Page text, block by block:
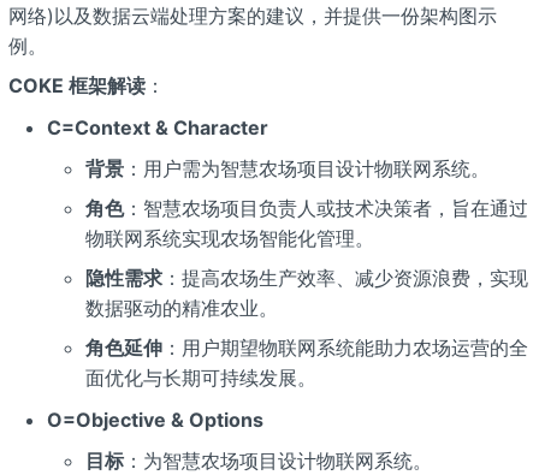
网络)以及数据云端处理方案的建议，并提供一份架构图示
例。
COKE 框架解读：
C=Context & Character
背景：用户需为智慧农场项目设计物联网系统。
角色：智慧农场项目负责人或技术决策者，旨在通过
物联网系统实现农场智能化管理。
隐性需求：提高农场生产效率、减少资源浪费，实现
数据驱动的精准农业。
角色延伸：用户期望物联网系统能助力农场运营的全
面优化与长期可持续发展。
O=Objective & Options
目标：为智慧农场项目设计物联网系统。